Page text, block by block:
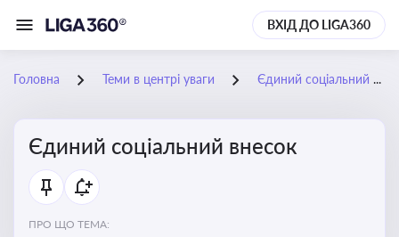
ВХІД ДО LIGA360
Головна Теми в центрі уваги Єдиний соціальний внесок
Єдиний соціальний внесок
ПРО ЩО ТЕМА: